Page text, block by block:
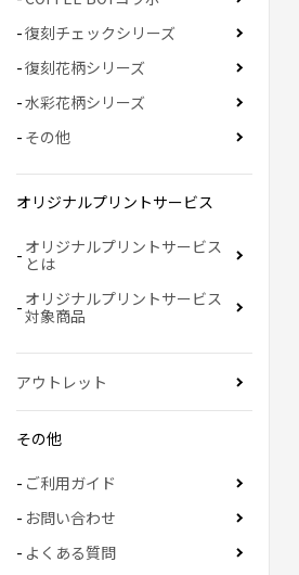
復刻チェックシリーズ
復刻花柄シリーズ
水彩花柄シリーズ
その他
オリジナルプリントサービス
オリジナルプリントサービス
とは
オリジナルプリントサービス
対象商品
アウトレット
その他
ご利用ガイド
お問い合わせ
よくある質問